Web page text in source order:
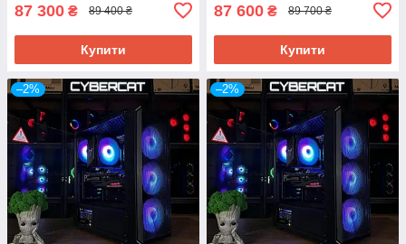
87 300 ₴ 89 400 ₴
Купити
87 600 ₴ 89 700 ₴
Купити
–2% –2%